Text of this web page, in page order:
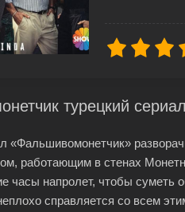
турецкий
«Фальшивомонетчик»
работающим в стенах
часы напролет, чтобы суметь
справляется со всем